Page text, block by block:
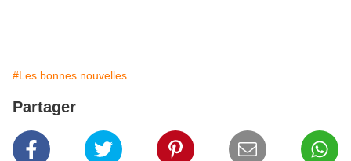
#Les bonnes nouvelles
Partager